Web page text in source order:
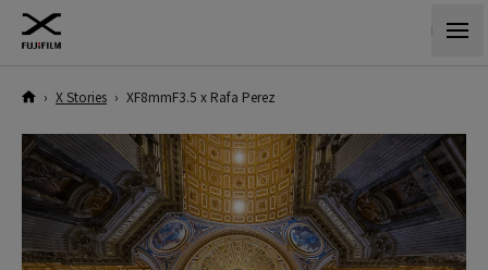
› X Stories › XF8mmF3.5 x Rafa Perez